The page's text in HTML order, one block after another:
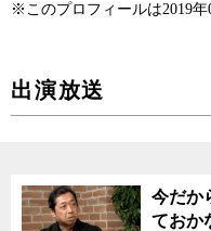
※このプロフィールは2019年
出演放送
今だか
ておか